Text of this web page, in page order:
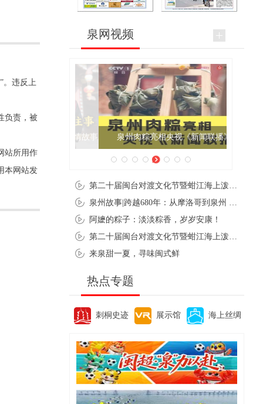
。违反上
负责，被
站所用作
本网站发
泉网视频
泉州肉粽亮相央视《新闻联播》
阿嬷的粽子：淡淡粽香，岁岁安康！
来泉甜一夏，寻味闽式鲜
热点专题
刺桐史迹 展示馆 海上丝绸